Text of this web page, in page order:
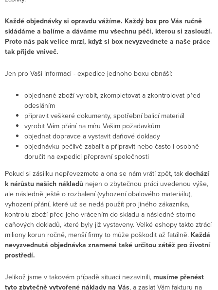
Každé objednávky si opravdu vážíme. Každý box pro Vás ručně
skládáme a balíme a dáváme mu všechnu péči, kterou si zaslouží.
Proto nás pak velice mrzí, když si box nevyzvednete a naše práce
tak přijde vniveč.
Jen pro Vaši informaci - expedice jednoho boxu obnáší:
objednané zboží vyrobit, zkompletovat a zkontrolovat před
odesláním
připravit veškeré dokumenty, spotřební balicí materiál
vyrobit Vám přání na míru Vašim požadavkům
objednat dopravce a vystavit daňové doklady
objednávku pečlivě zabalit a připravit nebo často i osobně
doručit na expedici přepravní společnosti
Pokud si zásilku nepřevezmete a ona se nám vrátí zpět, tak dochází
k nárůstu našich nákladů nejen o zbytečnou práci uvedenou výše,
ale následně ještě o rozbalení (vyhození obalového materiálu),
vyhození přání, které už se nedá použít pro jiného zákazníka,
kontrolu zboží před jeho vrácením do skladu a následné storno
daňových dokladů, které byly již vystaveny. Velké eshopy takto ztrácí
miliony korun ročně, menší firmy to může poškodit až fatálně. Každá
nevyzvednutá objednávka znamená také určitou zátěž pro životní
prostředí.
Jelikož jsme v takovém případě situaci nezavinili, musíme přenést
tyto zbytečně vytvořené náklady na Vás, a zaslat Vám fakturu na